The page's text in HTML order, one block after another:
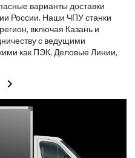
варианты доставки
России. Наши ЧПУ станки
включая Казань и
с ведущими
как ПЭК, Деловые Линии,